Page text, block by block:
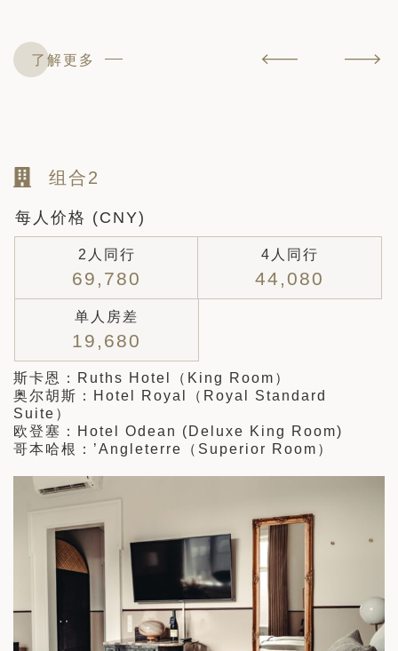
了解更多
组合2
每人价格 (CNY)
2人同行
69,780
4人同行
44,080
单人房差
19,680
斯卡恩：Ruths Hotel（King Room）
奥尔胡斯：Hotel Royal（Royal Standard
Suite）
欧登塞：Hotel Odean (Deluxe King Room)
哥本哈根：’Angleterre（Superior Room）